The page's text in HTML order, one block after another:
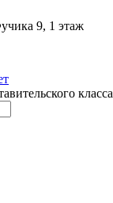
9, 1 этаж
класса